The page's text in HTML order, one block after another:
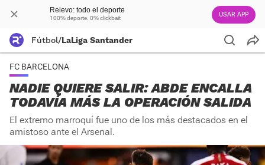
Relevo: todo el deporte
100% deporte. 0% clickbait USAR APP
Fútbol/LaLiga Santander
FC BARCELONA
NADIE QUIERE SALIR: ABDE ENCALLA
TODAVÍA MÁS LA OPERACIÓN SALIDA
El extremo marroquí fue uno de los más destacados en el
amistoso ante el Arsenal.